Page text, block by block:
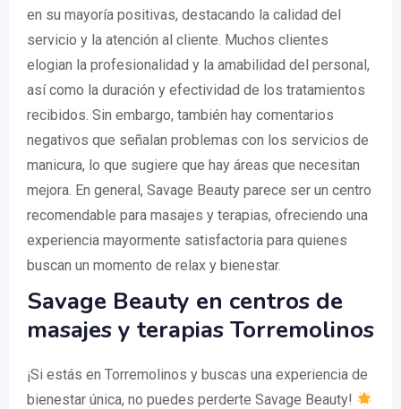
en su mayoría positivas, destacando la calidad del
servicio y la atención al cliente. Muchos clientes
elogian la profesionalidad y la amabilidad del personal,
así como la duración y efectividad de los tratamientos
recibidos. Sin embargo, también hay comentarios
negativos que señalan problemas con los servicios de
manicura, lo que sugiere que hay áreas que necesitan
mejora. En general, Savage Beauty parece ser un centro
recomendable para masajes y terapias, ofreciendo una
experiencia mayormente satisfactoria para quienes
buscan un momento de relax y bienestar.
Savage Beauty en centros de
masajes y terapias Torremolinos
¡Si estás en Torremolinos y buscas una experiencia de
bienestar única, no puedes perderte Savage Beauty!